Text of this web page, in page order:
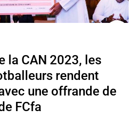
la CAN 2023, les
rendent
une offrande de
FCfa